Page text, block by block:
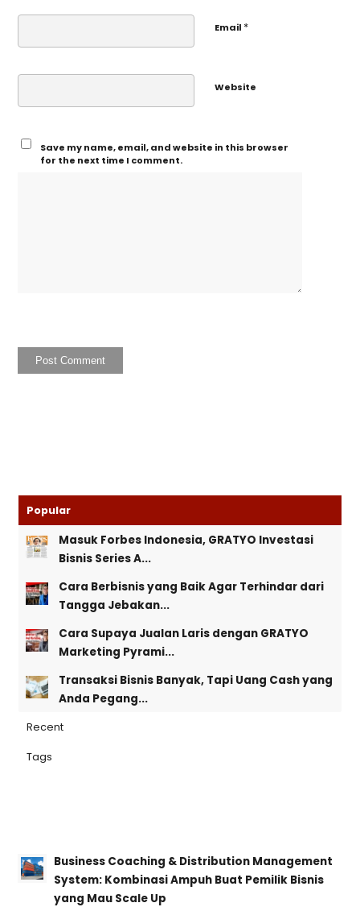
Email *
Website
Save my name, email, and website in this browser
for the next time I comment.
Popular
Masuk Forbes Indonesia, GRATYO Investasi
Bisnis Series A...
Cara Berbisnis yang Baik Agar Terhindar dari
Tangga Jebakan...
Cara Supaya Jualan Laris dengan GRATYO
Marketing Pyrami...
Transaksi Bisnis Banyak, Tapi Uang Cash yang
Anda Pegang...
Recent
Tags
Business Coaching & Distribution Management
System: Kombinasi Ampuh Buat Pemilik Bisnis
yang Mau Scale Up